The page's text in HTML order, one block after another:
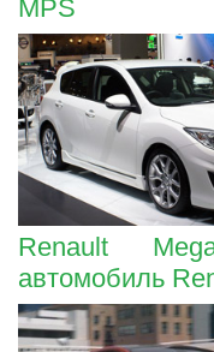
MPS
Renault
автомобиль